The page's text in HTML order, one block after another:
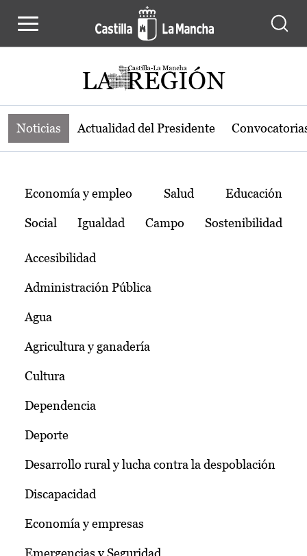
Noticias de la región de Castilla-La
Noticias Actualidad del Presidente
Temas
Economía y empleo Salud Educación
Social Igualdad Campo Sostenibilidad
Accesibilidad
Administración Pública
Agua
Agricultura y ganadería
Cultura
Dependencia
Deporte
Desarrollo rural y lucha contra la despoblación
Discapacidad
Economía y empresas
Emergencias y Seguridad